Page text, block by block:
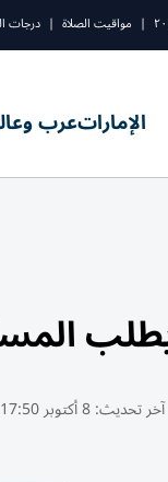
| مواقيت الصلاة | درجات
الإماراتعرب
آخر تحديث:8 أكتوبر 17:50 2024